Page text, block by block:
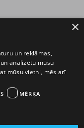
×
un reklāmas,
analizētu mūsu
mūsu vietni, mēs arī
MĒRĶA